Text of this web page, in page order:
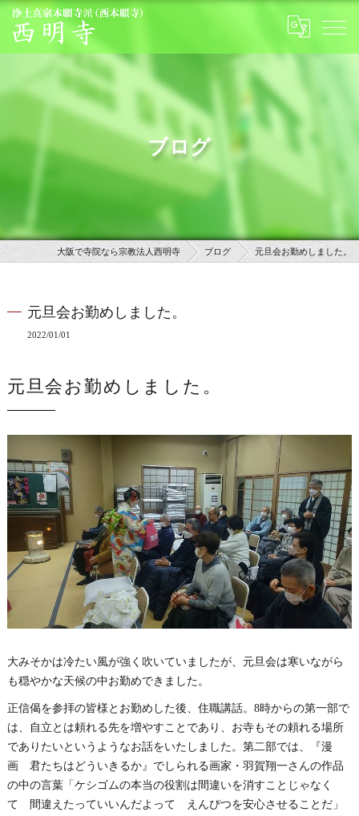
ブログ
大阪で寺院なら宗教法人西明寺 ブログ 元旦会お勤めしました。
元旦会お勤めしました。
2022/01/01
元旦会お勤めしました。
大みそかは冷たい風が強く吹いていましたが、元旦会は寒いながら
も穏やかな天候の中お勤めできました。
正信偈を参拝の皆様とお勤めした後、住職講話。8時からの第一部で
は、自立とは頼れる先を増やすことであり、お寺もその頼れる場所
でありたいというようなお話をいたしました。第二部では、『漫
画 君たちはどういきるか』でしられる画家・羽賀翔一さんの作品
の中の言葉「ケシゴムの本当の役割は間違いを消すことじゃなく
て 間違えたっていいんだよって えんぴつを安心させることだ」